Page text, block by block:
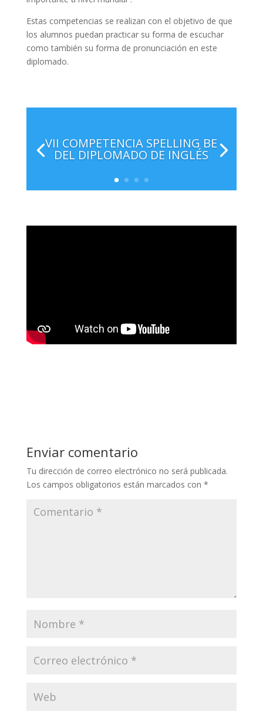
Estas competencias se realizan con el objetivo de que
los alumnos puedan practicar su forma de escuchar
como también su forma de pronunciación en este
diplomado.
VII COMPETENCIA SPELLING BE
DEL DIPLOMADO DE INGLÉS
Enviar comentario
Tu dirección de correo electrónico no será publicada.
Los campos obligatorios están marcados con *